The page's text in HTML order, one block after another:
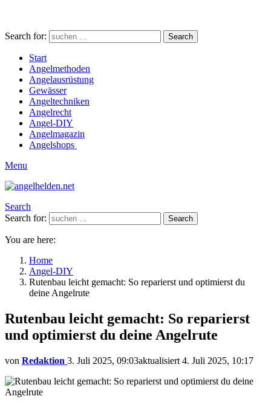
Search for: Search
Start
Angelmethoden
Angelausrüstung
Gewässer
Angeltechniken
Angelrecht
Angel-DIY
Angelmagazin
Angelshops
Menu
Search
Search for:
Search
You are here:
Home
Angel-DIY
Rutenbau leicht gemacht: So reparierst und optimierst du
deine Angelrute
Rutenbau leicht gemacht: So reparierst
und optimierst du deine Angelrute
von Redaktion 3. Juli 2025, 09:03aktualisiert 4. Juli 2025, 10:17